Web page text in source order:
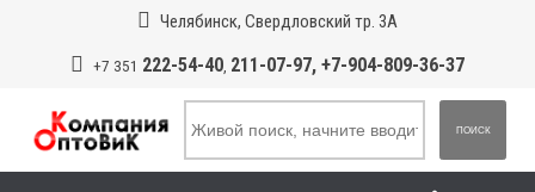
Челябинск, Свердловский тр. 3А
+7 351 222-54-40, 211-07-97, +7-904-809-36-37
ПОИСК